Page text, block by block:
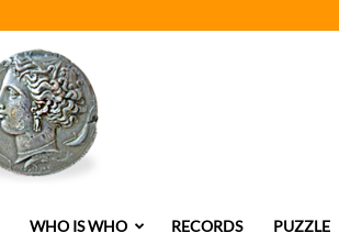
WHO IS WHO RECORDS PUZZLE